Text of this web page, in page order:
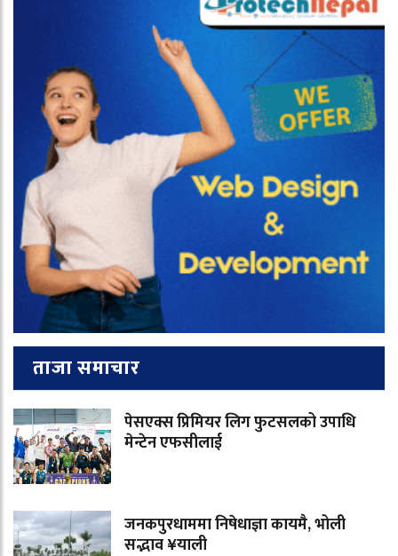
ताजा समाचार
पेसएक्स प्रिमियर लिग फुटसलको उपाधि
मेन्टेन एफसीलाई
जनकपुरधाममा निषेधाज्ञा कायमै, भोली
सद्भाव ¥याली